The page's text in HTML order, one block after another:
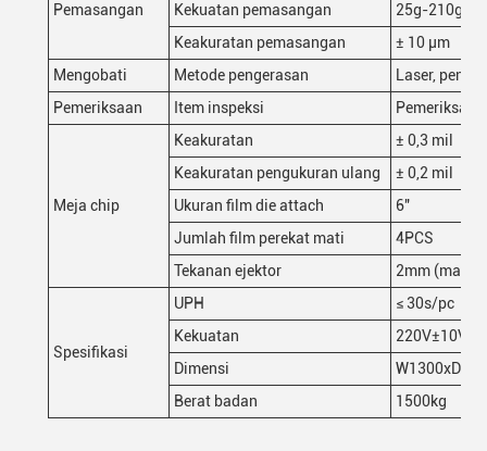
Pemasangan
Kekuatan pemasangan
25g-210g
Keakuratan pemasangan
± 10 μm
Mengobati
Metode pengerasan
Laser,
Pemeriksaan
Item inspeksi
Meja chip
Keakuratan
± 0,3 mil
Keakuratan pengukuran ulang
± 0,2 mil
Ukuran film die attach
6"
Jumlah film perekat mati
4PCS
Tekanan ejektor
2mm
Spesifikasi
UPH
≤ 30s/pc
Kekuatan
Dimensi
Berat badan
1500kg